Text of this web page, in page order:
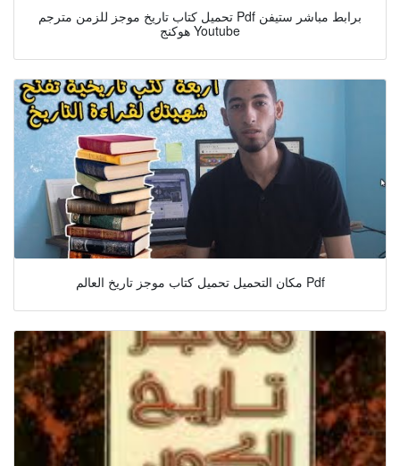
تحميل كتاب تاريخ موجز للزمن مترجم Pdf برابط مباشر ستيفن
هوكنج Youtube
مكان التحميل تحميل كتاب موجز تاريخ العالم Pdf